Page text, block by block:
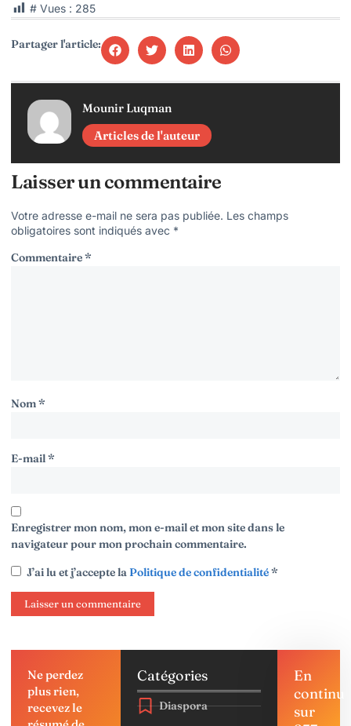
# Vues : 285
Partager l'article:
Mounir Luqman
Articles de l'auteur
Laisser un commentaire
Votre adresse e-mail ne sera pas publiée. Les champs
obligatoires sont indiqués avec *
Commentaire*
Nom*
E-mail*
Enregistrer mon nom, mon e-mail et mon site dans le
navigateur pour mon prochain commentaire.
J’ai lu et j’accepte laPolitique de confidentialité*
Ne perdez
plus rien,
recevez le
Catégories
Diaspora
En
continu
sur